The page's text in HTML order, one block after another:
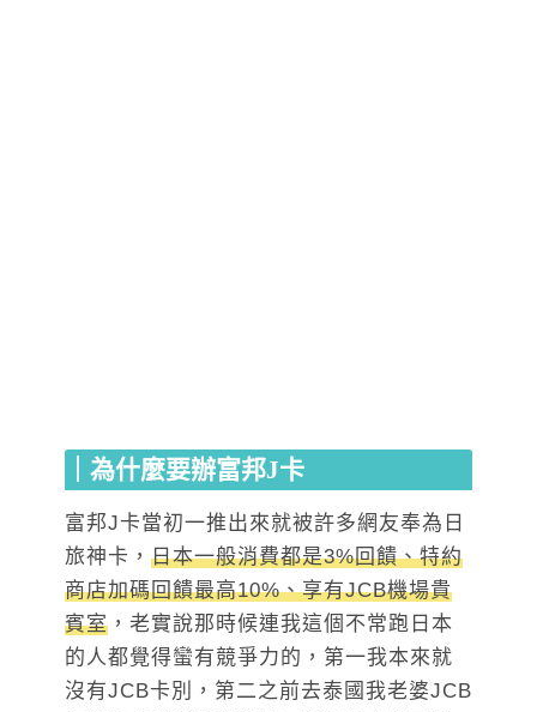
｜為什麼要辦富邦J卡
富邦J卡當初一推出來就被許多網友奉為日
旅神卡， 日本一般消費都是3%回饋、特約
商店加碼回饋最高10%、享有JCB機場貴
賓室 ，老實說那時候連我這個不常跑日本
的人都覺得蠻有競爭力的，第一我本來就
沒有JCB卡別，第二之前去泰國我老婆JCB